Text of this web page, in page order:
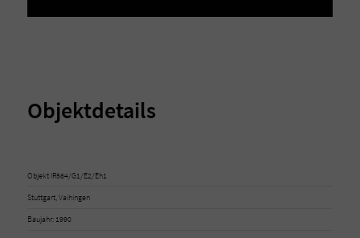
Objektdetails
Objekt IR564/G1/E2/Eh1
Stuttgart, Vaihingen
Baujahr: 1990